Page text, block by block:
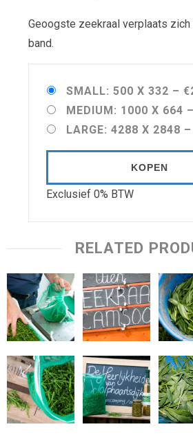
Geoogste zeekraal verplaats
band.
SMALL: 500 X 332 –
MEDIUM: 1000 X 664 –
LARGE: 4288 X 2848 –
KOPEN
Exclusief 0% BTW
RELATED